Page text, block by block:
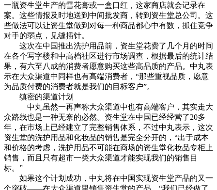
一瓶资生堂生产的雪花膏或一盒口红，这家商店就会记录在
案。这些情报及时地送到中间批发商，转到资生堂总公司。这
些做法可以让资生堂做到对每一种商品都心中有数，抓住竞争
对手的弱点，见缝插针。
这次在中国推出洗护用品前，资生堂花费了几个月的时间
在各个写字楼和中高档社区进行市场调查，根据最后的统计结
果，有六至八成的消费者愿意购买这些高品质的产品。中丸表
示在大众渠道中同样也有高端消费者，“那些重视品质，愿意
为品质付费的消费者就是我们的目标客户”。
缜密的渠道计划
中丸虽然一再声称大众渠道中也有高端客户，其实走大
众路线也是一种无奈的必然。资生堂在中国已经经营了20多
年，在市场上已经建立了完整销售体系，不过中丸表示，这次
资生堂的洗护用品和化妆品的销售是完全分开的，“出于成本
和价格的考虑，洗护用品不可能在商场的资生堂化妆品专柜上
销售，而且只有超市一类大众渠道才能实现我们的销售目
标。”
如果这个计划成功，中丸将在中国实现资生堂产品的又一
个突破——在大众渠道里销售资生堂的产品。“我们已经做了